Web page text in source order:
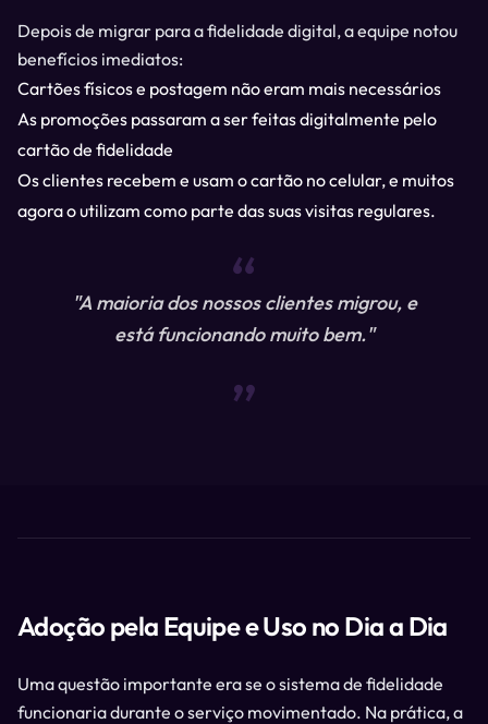
Depois de migrar para a fidelidade digital, a equipe notou
benefícios imediatos:
Cartões físicos e postagem não eram mais necessários
As promoções passaram a ser feitas digitalmente pelo
cartão de fidelidade
Os clientes recebem e usam o cartão no celular, e muitos
agora o utilizam como parte das suas visitas regulares.
“
"A maioria dos nossos clientes migrou, e
está funcionando muito bem."
“
Adoção pela Equipe e Uso no Dia a Dia
Uma questão importante era se o sistema de fidelidade
funcionaria durante o serviço movimentado. Na prática, a